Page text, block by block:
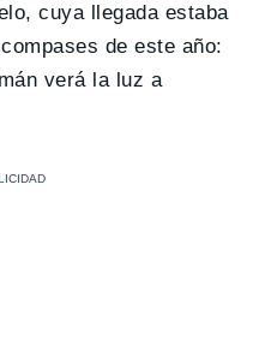
cuya llegada estaba
de este año:
verá la luz a